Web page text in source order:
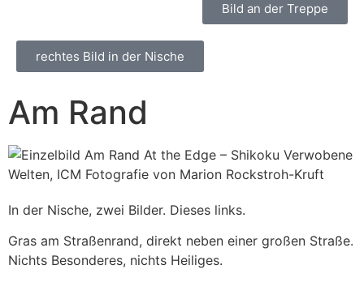
Bild an der Treppe
rechtes Bild in der Nische
Am Rand
In der Nische, zwei Bilder. Dieses links.
Gras am Straßenrand, direkt neben einer großen Straße.
Nichts Besonderes, nichts Heiliges.